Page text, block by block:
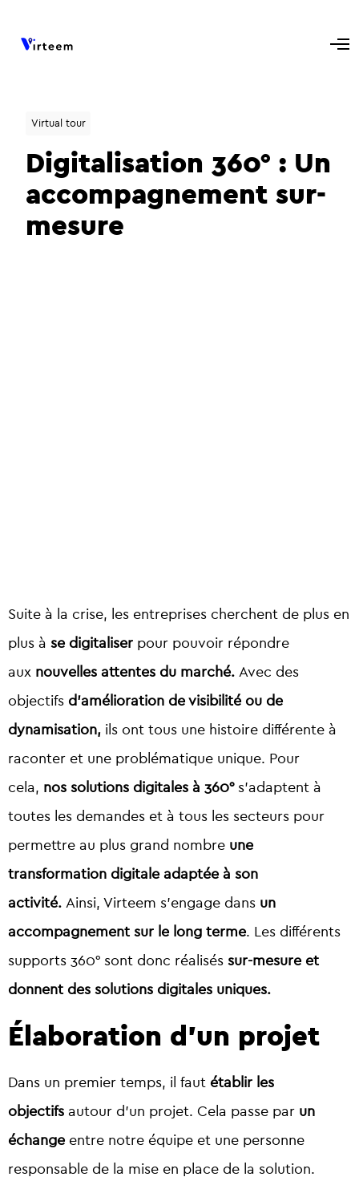
Virtual tour
Digitalisation 360° : Un
accompagnement sur-
mesure
Suite à la crise, les entreprises cherchent de plus en
plus à se digitaliser pour pouvoir répondre
aux nouvelles attentes du marché. Avec des
objectifs d’amélioration de visibilité ou de
dynamisation, ils ont tous une histoire différente à
raconter et une problématique unique. Pour
cela, nos solutions digitales à 360° s’adaptent à
toutes les demandes et à tous les secteurs pour
permettre au plus grand nombre une
transformation digitale adaptée à son
activité. Ainsi, Virteem s’engage dans un
accompagnement sur le long terme. Les différents
supports 360° sont donc réalisés sur-mesure et
donnent des solutions digitales uniques.
Élaboration d’un projet
Dans un premier temps, il faut établir les
objectifs autour d’un projet. Cela passe par un
échange entre notre équipe et une personne
responsable de la mise en place de la solution.